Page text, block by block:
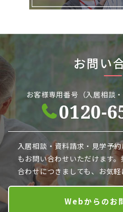
お問い
お客様専用番号（入居相談
0120-
入居相談・資料請求・見学予
も お問い合わせいただけます
合わせにつきましても、お気軽
Webからのお